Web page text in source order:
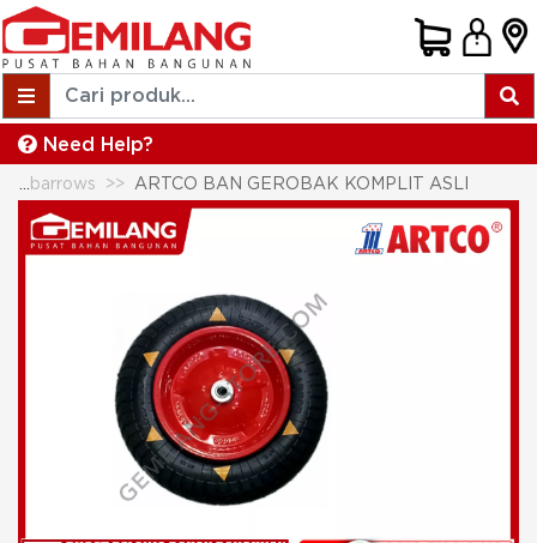
Need Help?
ARTCO BAN GEROBAK KOMPLIT ASLI